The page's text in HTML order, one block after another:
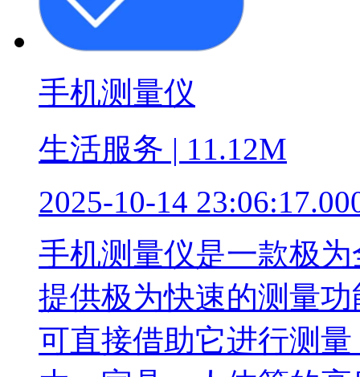
手机测量仪
生活服务 | 11.12M
2025-10-14
手机测量仪是一款极
提供极为快速的测量
可直接借助它进行测